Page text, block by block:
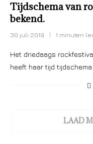
Tijdschema van
bekend.
30 juli 2019 1 minuten
Het driedaags
heeft haar tijd tijdschema
LAAD